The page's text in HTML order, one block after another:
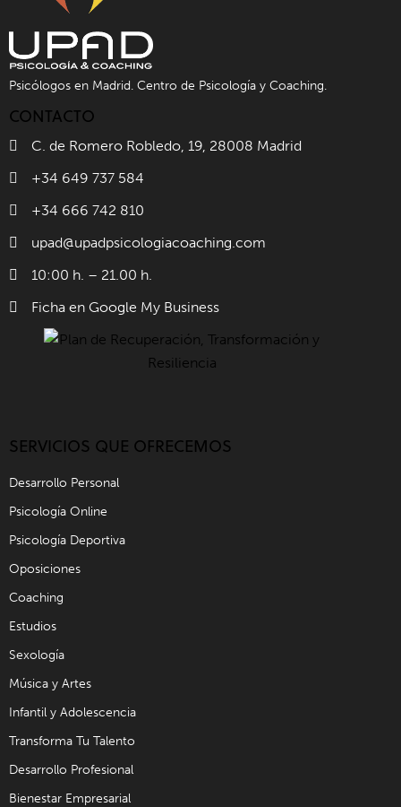
Psicólogos en Madrid. Centro de Psicología y Coaching.
CONTACTO
C. de Romero Robledo, 19, 28008 Madrid
+34 649 737 584
+34 666 742 810
upad@upadpsicologiacoaching.com
10:00 h. – 21.00 h.
Ficha en Google My Business
SERVICIOS QUE OFRECEMOS
Desarrollo Personal
Psicología Online
Psicología Deportiva
Oposiciones
Coaching
Estudios
Sexología
Música y Artes
Infantil y Adolescencia
Transforma Tu Talento
Desarrollo Profesional
Bienestar Empresarial